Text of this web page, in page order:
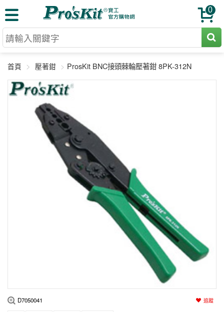
0
壓著鉗
綜合工具
電動工具
電磨/電鑽組
高壓絕緣
各式鉤錶
驗電筆
高階挑戰款
課程教材
編程系列
機器人系列
小賽車系列
多合一系列
售後服務
聯絡客服
科玩補件
技術諮詢
新品上市
工具組合
家用網路
居家修繕
首頁 壓著鉗 ProsKit BNC接頭棘輪壓著鉗 8PK-312N
D7050041 追蹤